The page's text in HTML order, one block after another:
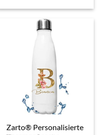
Sportflasche,…
Zarto® Personalisierte